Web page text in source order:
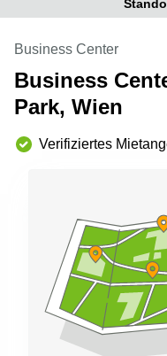
Coworking
Business Center
Business
Park, Wien
Verifiziertes